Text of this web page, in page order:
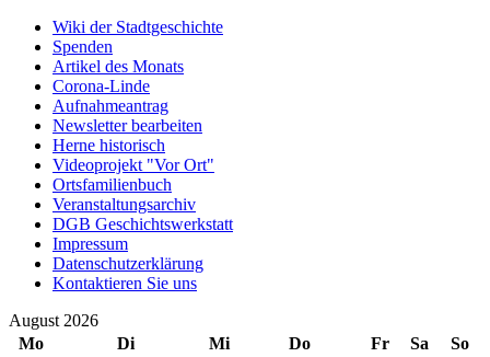
Wiki der Stadtgeschichte
Spenden
Artikel des Monats
Corona-Linde
Aufnahmeantrag
Newsletter bearbeiten
Herne historisch
Videoprojekt "Vor Ort"
Ortsfamilienbuch
Veranstaltungsarchiv
DGB Geschichtswerkstatt
Impressum
Datenschutzerklärung
Kontaktieren Sie uns
August 2026
Mo
Di Mi Do Fr Sa
So